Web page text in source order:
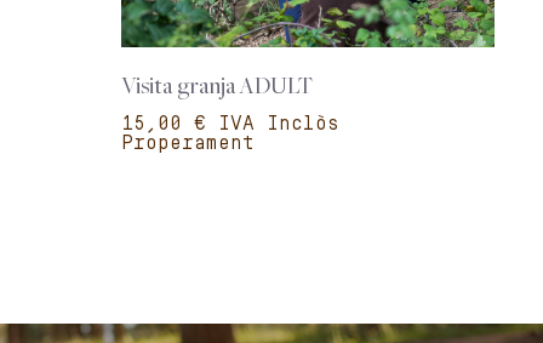
Visita granja ADULT
€
Properament